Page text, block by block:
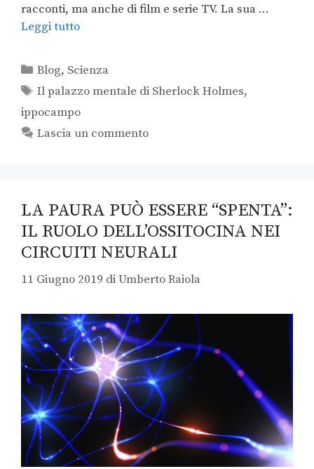
racconti, ma anche di film e serie TV. La sua …
Leggi tutto
Blog, Scienza
Il palazzo mentale di Sherlock Holmes,
ippocampo
Lascia un commento
LA PAURA PUÒ ESSERE “SPENTA”:
IL RUOLO DELL’OSSITOCINA NEI
CIRCUITI NEURALI
11 Giugno 2019 diUmberto Raiola